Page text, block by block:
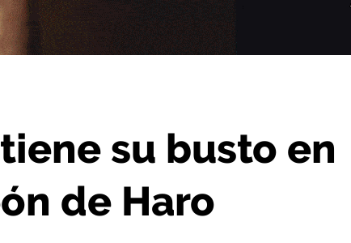
del Torreón de Haro
su busto en
de Haro